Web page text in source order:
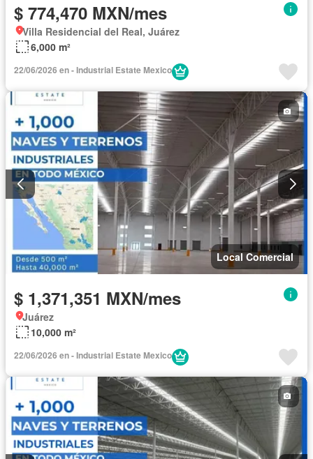
$ 774,470 MXN/mes
Villa Residencial del Real, Juárez
6,000 m²
22/06/2026 en - Industrial Estate Mexico
Local Comercial
$ 1,371,351 MXN/mes
Juárez
10,000 m²
22/06/2026 en - Industrial Estate Mexico